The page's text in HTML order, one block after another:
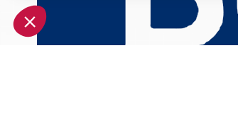
Plateforme de Gestion du Consentement :
Notre plateforme vous permet d'adapter et